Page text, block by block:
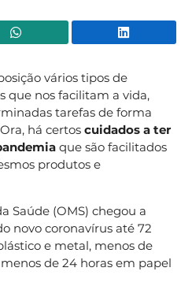
WhatsApp
vários tipos de
que nos facilitam a vida,
tarefas de forma
há certos cuidados a ter
que são facilitados
produtos e
Saúde (OMS) chegou a
novo coronavírus até 72
e metal, menos de
de 24 horas em papel